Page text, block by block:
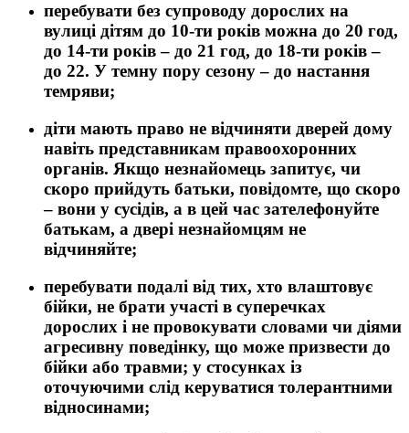
перебувати без супроводу дорослих на
вулиці дітям до 10-ти років можна до 20 год,
до 14-ти років – до 21 год, до 18-ти років –
до 22. У темну пору сезону – до настання
темряви;
діти мають право не відчиняти дверей дому
навіть представникам правоохоронних
органів. Якщо незнайомець запитує, чи
скоро прийдуть батьки, повідомте, що скоро
– вони у сусідів, а в цей час зателефонуйте
батькам, а двері незнайомцям не
відчиняйте;
перебувати подалі від тих, хто влаштовує
бійки, не брати участі в суперечках
дорослих і не провокувати словами чи діями
агресивну поведінку, що може призвести до
бійки або травми; у стосунках із
оточуючими слід керуватися толерантними
відносинами;